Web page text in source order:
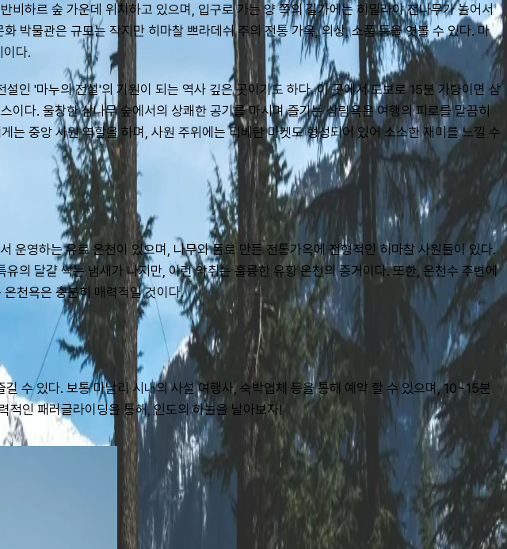
하르 숲 가운데 위치하고 있으며, 입구로 가는 양 쪽의 길가에는 히밀라야 전나무가 늘어서
박물관은 규모는 작지만 히마찰 쁘라데쉬 주의 전통 가옥, 의상, 소품 등을 엿볼 수 있다. 마
이다.
인 '마누의 전설'의 기원이 되는 역사 깊은 곳이기도 하다. 이 곳에서 도보로 15분 가량이면 삼
다. 울창한 삼나무 숲에서의 상쾌한 공기를 마시며 즐기는 삼림욕은 여행의 피로를 말끔히
는 중앙 사원 역할을 하며, 사원 주위에는 티베탄 마켓도 형성되어 있어 소소한 재미를 느낄 수
영하는 유료 온천이 있으며, 나무와 돌로 만든 전통가옥에 전형적인 히마찰 사원들이 있다.
의 달걀 썩는 냄새가 나지만, 이런 악취는 훌륭한 유황 온천의 증거이다. 또한, 온천수 주변에
천욕은 충분히 매력적일 것이다.
수 있다. 보통 마날리 시내의 사설 여행사, 숙박업체 등을 통해 예약 할 수 있으며, 10~15분
적인 패러글라이딩을 통해, 인도의 하늘을 날아보자!